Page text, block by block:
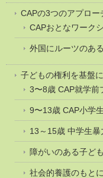
CAPの3つのアプロー
CAPおとなワーク
外国にルーツのあ
子どもの権利を基盤
3〜8歳 CAP就学前
9〜13歳 CAP小学
13～15歳 中学生暴
障がいのある子ど
社会的養護のもと